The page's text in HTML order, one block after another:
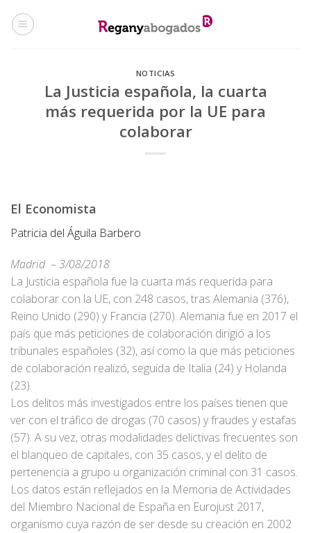
NOTICIAS
La Justicia española, la cuarta
más requerida por la UE para
colaborar
El Economista
Patricia del Águila Barbero
Madrid – 3/08/2018
La Justicia española fue la cuarta más requerida para
colaborar con la UE, con 248 casos, tras Alemania (376),
Reino Unido (290) y Francia (270). Alemania fue en 2017 el
país que más peticiones de colaboración dirigió a los
tribunales españoles (32), así como la que más peticiones
de colaboración realizó, seguida de Italia (24) y Holanda
(23).
Los delitos más investigados entre los países tienen que
ver con el tráfico de drogas (70 casos) y fraudes y estafas
(57). A su vez, otras modalidades delictivas frecuentes son
el blanqueo de capitales, con 35 casos, y el delito de
pertenencia a grupo u organización criminal con 31 casos.
Los datos están reflejados en la Memoria de Actividades
del Miembro Nacional de España en Eurojust 2017,
organismo cuya razón de ser desde su creación en 2002